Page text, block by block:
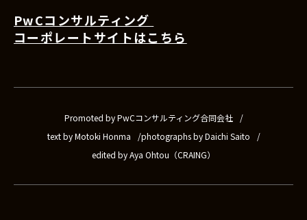
PwCコンサルティング
コーポレートサイトはこちら
Promoted by PwCコンサルティング合同会社
text by Motoki Honma
photographs by Daichi Saito
edited by Aya Ohtou（CRAING）